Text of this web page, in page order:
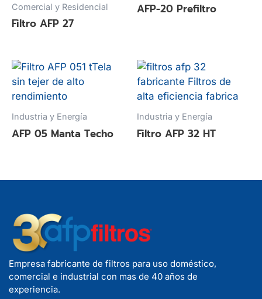
Comercial y Residencial
Filtro AFP 27
AFP-20 Prefiltro
Industria y Energía
AFP 05 Manta Techo
Industria y Energía
Filtro AFP 32 HT
Empresa fabricante de filtros para uso doméstico,
comercial e industrial con mas de 40 años de
experiencia.